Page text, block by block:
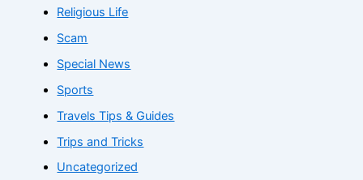
Religious Life
Scam
Special News
Sports
Travels Tips & Guides
Trips and Tricks
Uncategorized